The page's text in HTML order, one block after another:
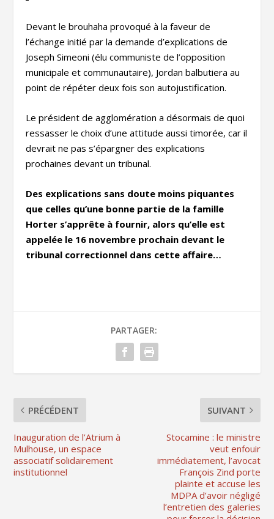
Devant le brouhaha provoqué à la faveur de
l’échange initié par la demande d’explications de
Joseph Simeoni (élu communiste de l’opposition
municipale et communautaire), Jordan balbutiera au
point de répéter deux fois son autojustification.
Le président de agglomération a désormais de quoi
ressasser le choix d’une attitude aussi timorée, car il
devrait ne pas s’épargner des explications
prochaines devant un tribunal.
Des explications sans doute moins piquantes
que celles qu’une bonne partie de la famille
Horter s’apprête à fournir, alors qu’elle est
appelée le 16 novembre prochain devant le
tribunal correctionnel dans cette affaire…
PARTAGER:
PRÉCÉDENT
Inauguration de l’Atrium à
Mulhouse, un espace
associatif solidairement
institutionnel
SUIVANT
Stocamine : le ministre
veut enfouir
immédiatement, l’avocat
François Zind porte
plainte et accuse les
MDPA d’avoir négligé
l’entretien des galeries